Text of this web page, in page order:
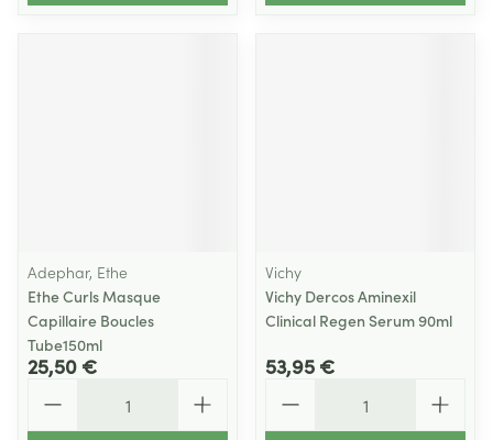
Adephar, Ethe
Ethe Curls Masque
Capillaire Boucles
Tube150ml
25,50 €
Vichy
Vichy Dercos Aminexil
Clinical Regen Serum 90ml
53,95 €